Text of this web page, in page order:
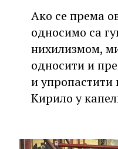
Ако се према
односимо са
нихилизмом,
односити и
и упропастити
Кирило у